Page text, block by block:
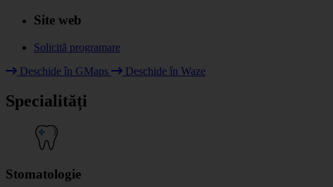
Site web
Solicită programare
−
Deschide în GMaps
Deschide în Waze
Specialități
Stomatologie